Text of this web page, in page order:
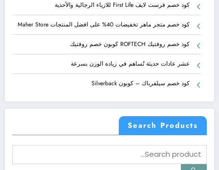
كود خصم فرست لايف First Life للازياء الرجالية والأحذية
كود خصم متجر ماهر تخفيضات 40% على افضل المنتجات Maher Store
كود خصم روفتيك ROFTECH كوبون خصم روفتيك
عشر عادات حديثة تُساهم في زيادة الوزن بسرعة
كود خصم سيلفرباك – كوبون Silverback
Search Products